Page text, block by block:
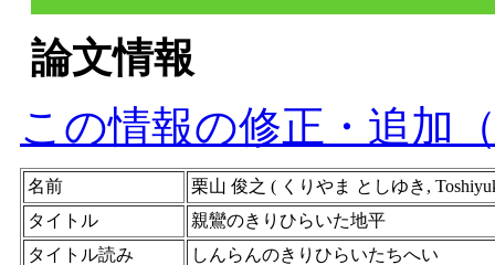
論文情報
この情報の修正・追加
名前
栗山 俊之 ( くりやま としゆき,
タイトル
親鸞のきりひらいた地平
タイトル読み
しんらんのきりひらいたちへい